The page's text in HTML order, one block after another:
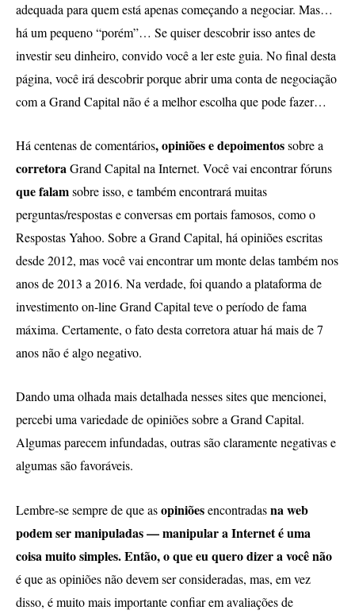
adequada para quem está apenas começando a negociar. Mas…
há um pequeno “porém”… Se quiser descobrir isso antes de
investir seu dinheiro, convido você a ler este guia. No final desta
página, você irá descobrir porque abrir uma conta de negociação
com a Grand Capital não é a melhor escolha que pode fazer…
Há centenas de comentários, opiniões e depoimentossobre a
corretoraGrand Capital na Internet. Você vai encontrar fóruns
que falamsobre isso, e também encontrará muitas
perguntas/respostas e conversas em portais famosos, como o
Respostas Yahoo. Sobre a Grand Capital, há opiniões escritas
desde 2012, mas você vai encontrar um monte delas também nos
anos de 2013 a 2016. Na verdade, foi quando a plataforma de
investimento on-line Grand Capital teve o período de fama
máxima. Certamente, o fato desta corretora atuar há mais de 7
anos não é algo negativo.
Dando uma olhada mais detalhada nesses sites que mencionei,
percebi uma variedade de opiniões sobre a Grand Capital.
Algumas parecem infundadas, outras são claramente negativas e
algumas são favoráveis.
Lembre-se sempre de que asopiniõesencontradasna web
podem ser manipuladas — manipular a Internet é uma
coisa muito simples. Então, o que eu quero dizer a você não
é que as opiniões não devem ser consideradas, mas, em vez
disso, é muito mais importante confiar em avaliações de